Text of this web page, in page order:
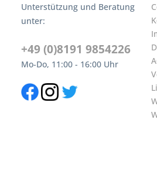
Unterstützung und Beratung
unter:
+49 (0)8191 9854226
Mo-Do, 11:00 - 16:00 Uhr